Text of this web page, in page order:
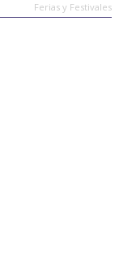
Ferias y Festivales